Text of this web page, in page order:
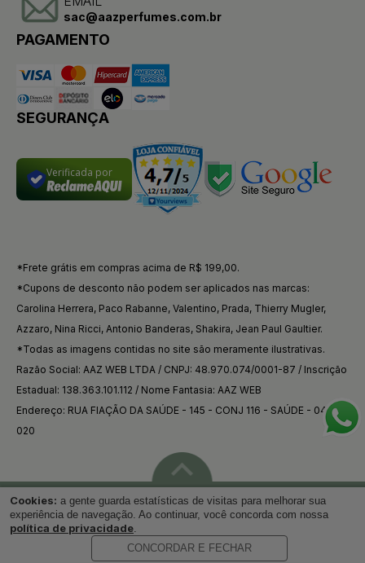
sac@aazperfumes.com.br
PAGAMENTO
SEGURANÇA
Verificada por
*Frete grátis em compras acima de R$ 199,00.
*Cupons de desconto não podem ser aplicados nas marcas:
Carolina Herrera, Paco Rabanne, Valentino, Prada, Thierry Mugler,
Azzaro, Nina Ricci, Antonio Banderas, Shakira, Jean Paul Gaultier.
*Todas as imagens contidas no site são meramente ilustrativas.
Razão Social: AAZ WEB LTDA / CNPJ: 48.970.074/0001-87 / Inscrição
Estadual: 138.363.101.112 / Nome Fantasia: AAZ WEB
Endereço: RUA FIAÇÃO DA SAÚDE - 145 - CONJ 116 - SAÚDE - 04144-
020
Voltar ao topo
Desenvolvido por
Cookies: a gente guarda estatísticas de visitas para melhorar sua
experiência de navegação. Ao continuar, você concorda com nossa
política de privacidade.
CONCORDAR E FECHAR